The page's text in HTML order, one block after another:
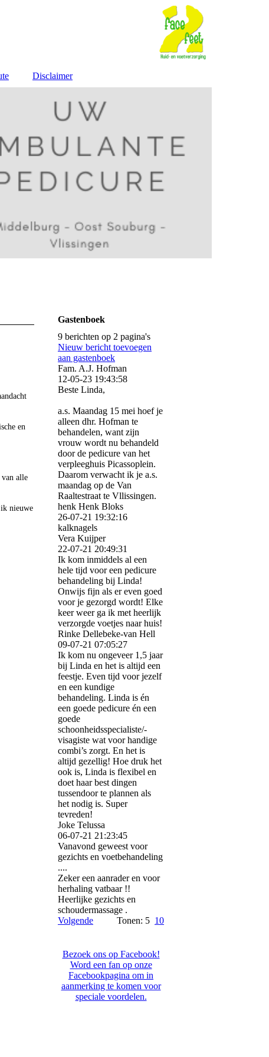
Disclaimer
en
alle
nieuwe
Gastenboek
9 berichten op 2 pagina's
Nieuw bericht toevoegen
aan gastenboek
Fam. A.J. Hofman
12-05-23 19:43:58
Beste Linda,
a.s. Maandag 15 mei hoef je
alleen dhr. Hofman te
behandelen, want zijn
vrouw wordt nu behandeld
door de pedicure van het
verpleeghuis Picassoplein.
Daarom verwacht ik je a.s.
maandag op de Van
Raaltestraat te Vllissingen.
henk Henk Bloks
26-07-21 19:32:16
kalknagels
Vera Kuijper
22-07-21 20:49:31
Ik kom inmiddels al een
hele tijd voor een pedicure
behandeling bij Linda!
Onwijs fijn als er even goed
voor je gezorgd wordt! Elke
keer weer ga ik met heerlijk
verzorgde voetjes naar huis!
Rinke Dellebeke-van Hell
09-07-21 07:05:27
Ik kom nu ongeveer 1,5 jaar
bij Linda en het is altijd een
feestje. Even tijd voor jezelf
en een kundige
behandeling. Linda is én
een goede pedicure én een
goede
schoonheidsspecialiste/­
visagiste wat voor handige
combi’s zorgt. En het is
altijd gezellig! Hoe druk het
ook is, Linda is flexibel en
doet haar best dingen
tussendoor te plannen als
het nodig is. Super
tevreden!
Joke Telussa
06-07-21 21:23:45
Vanavond geweest voor
gezichts en voetbehandeling
....
Zeker een aanrader en voor
herhaling vatbaar !!
Heerlijke gezichts en
schoudermassage .
Volgende
Tonen: 5 10
Bezoek ons op Facebook!
Word een fan op onze
Facebookpagina om in
aanmerking te komen voor
speciale voordelen.